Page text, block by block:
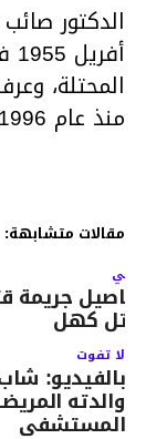
المحتلة،
منذ عام 1996.
مقالات متشابهة:
جريمة
كهل
لا تفوت
بالفيديو:
والدته
المستشفى